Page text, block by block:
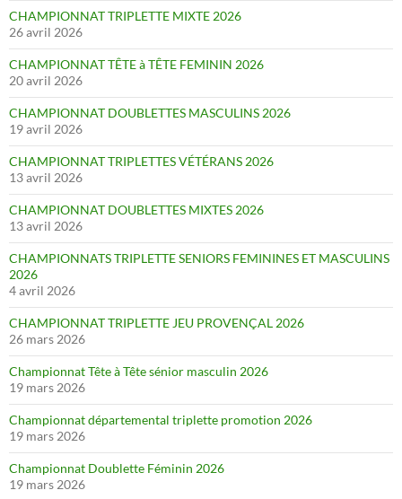
CHAMPIONNAT TRIPLETTE MIXTE 2026
26 avril 2026
CHAMPIONNAT TÊTE à TÊTE FEMININ 2026
20 avril 2026
CHAMPIONNAT DOUBLETTES MASCULINS 2026
19 avril 2026
CHAMPIONNAT TRIPLETTES VÉTÉRANS 2026
13 avril 2026
CHAMPIONNAT DOUBLETTES MIXTES 2026
13 avril 2026
CHAMPIONNATS TRIPLETTE SENIORS FEMININES ET MASCULINS
2026
4 avril 2026
CHAMPIONNAT TRIPLETTE JEU PROVENÇAL 2026
26 mars 2026
Championnat Tête à Tête sénior masculin 2026
19 mars 2026
Championnat départemental triplette promotion 2026
19 mars 2026
Championnat Doublette Féminin 2026
19 mars 2026